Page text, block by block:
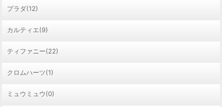
プラダ(12)
カルティエ(9)
ティファニー(22)
クロムハーツ(1)
ミュウミュウ(0)